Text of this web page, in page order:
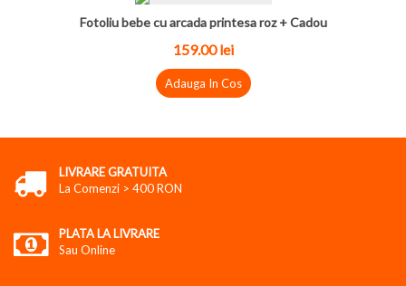
Fotoliu bebe cu arcada printesa roz + Cadou
159.00lei
Adauga In Cos
LIVRARE GRATUITA
La Comenzi > 400 RON
PLATA LA LIVRARE
Sau Online